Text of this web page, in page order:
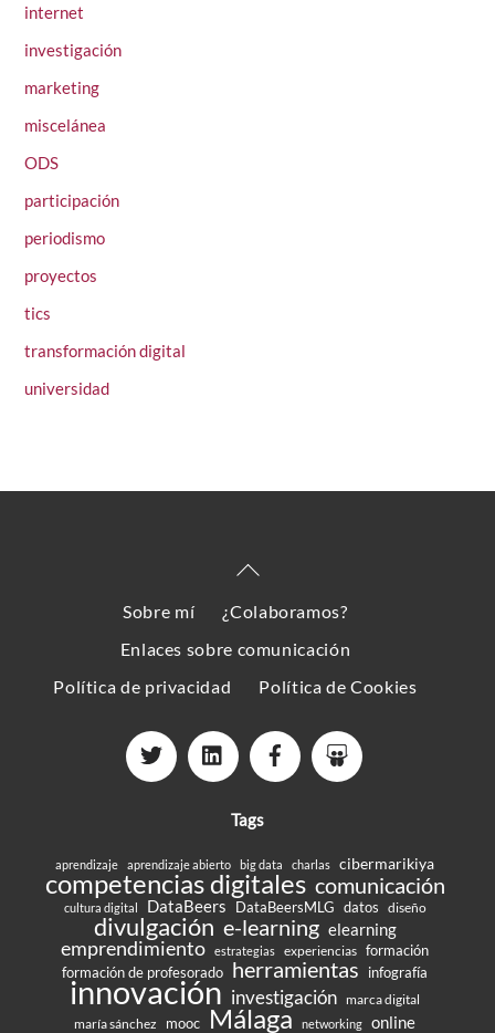
internet
investigación
marketing
miscelánea
ODS
participación
periodismo
proyectos
tics
transformación digital
universidad
Back
Top
Sobre mí
¿Colaboramos?
Enlaces sobre comunicación
Política de privacidad
Política de Cookies
Tags
aprendizaje aprendizaje abierto big data charlas cibermarikiya
competencias digitales comunicación
cultura digital DataBeers DataBeersMLG datos diseño
divulgación e-learning elearning
emprendimiento estrategias experiencias formación
formación de profesorado herramientas infografía
innovación investigación marca digital
maría sánchez
mooc Málaga networking online